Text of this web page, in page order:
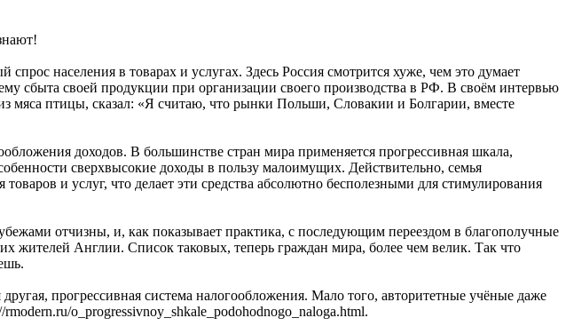
населения в товарах и услугах. Здесь Россия смотрится хуже, чем это думает
сбыта своей продукции при организации своего производства в РФ. В своём интервью
мяса птицы, сказал: «Я считаю, что рынки Польши, Словакии и Болгарии, вместе
доходов. В большинстве стран мира применяется прогрессивная шкала,
сверхвысокие доходы в пользу малоимущих. Действительно, семья
и услуг, что делает эти средства абсолютно бесполезными для стимулирования
отчизны, и, как показывает практика, с последующим переездом в благополучные
жителей Англии. Список таковых, теперь граждан мира, более чем велик. Так что
прогрессивная система налогообложения. Мало того, авторитетные учёные даже
o_progressivnoy_shkale_podohodnogo_naloga.html.